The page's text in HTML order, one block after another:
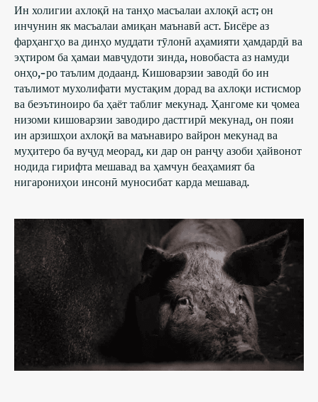
Ин холигии ахлоқӣ на танҳо масъалаи ахлоқӣ аст; он
инчунин як масъалаи амиқан маънавӣ аст. Бисёре аз
фарҳангҳо ва динҳо муддати тӯлонӣ аҳамияти ҳамдардӣ ва
эҳтиром ба ҳамаи мавҷудоти зинда, новобаста аз намуди
онҳо,-ро таълим додаанд. Кишоварзии заводӣ бо ин
таълимот мухолифати мустақим дорад ва ахлоқи истисмор
ва беэътиноиро ба ҳаёт таблиғ мекунад. Ҳангоме ки ҷомеа
низоми кишоварзии заводиро дастгирӣ мекунад, он пояи
ин арзишҳои ахлоқӣ ва маънавиро вайрон мекунад ва
муҳитеро ба вуҷуд меорад, ки дар он ранҷу азоби ҳайвонот
нодида гирифта мешавад ва ҳамчун беаҳамият ба
нигарониҳои инсонӣ муносибат карда мешавад.